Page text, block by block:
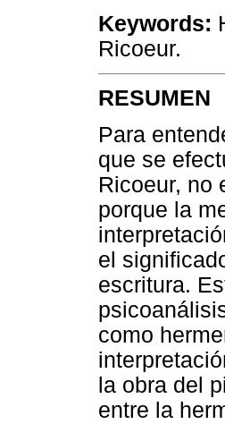
Keywords:
Ricoeur.
RESUMEN
Para
que se
Ricoeur, no
porque la
el
escritura.
como
la obra del
entre la